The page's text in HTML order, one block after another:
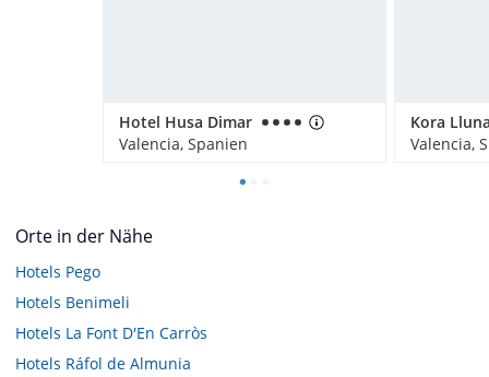
Hotel Husa Dimar
Valencia, Spanien
Kora
Valencia,
Orte in der Nähe
Hotels Pego
Hotels Benimeli
Hotels La Font D'En Carròs
Hotels Ráfol de Almunia